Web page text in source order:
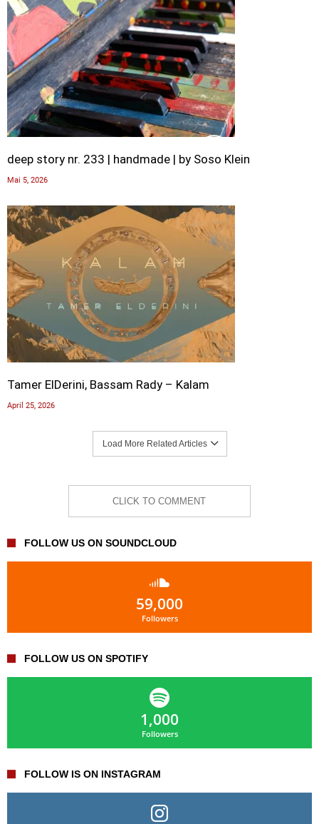
deep story nr. 233 | handmade | by Soso Klein
Mai 5, 2026
Tamer ElDerini, Bassam Rady – Kalam
April 25, 2026
Load More Related Articles
CLICK TO COMMENT
FOLLOW US ON SOUNDCLOUD
59,000
Followers
FOLLOW US ON SPOTIFY
1,000
Followers
FOLLOW IS ON INSTAGRAM